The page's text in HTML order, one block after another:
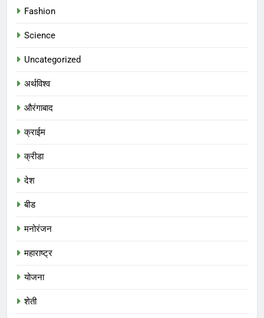
Fashion
Science
Uncategorized
अर्थविश्व
औरंगाबाद
क्राईम
क्रीडा
देश
बीड
मनोरंजन
महाराष्ट्र
योजना
शेती